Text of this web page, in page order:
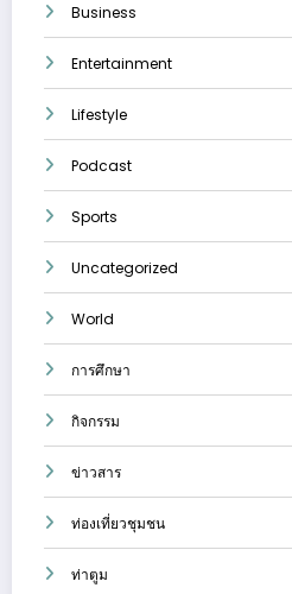
Business
Entertainment
Lifestyle
Podcast
Sports
Uncategorized
World
การศึกษา
กิจกรรม
ข่าวสาร
ท่องเที่ยวชุมชน
ท่าตูม